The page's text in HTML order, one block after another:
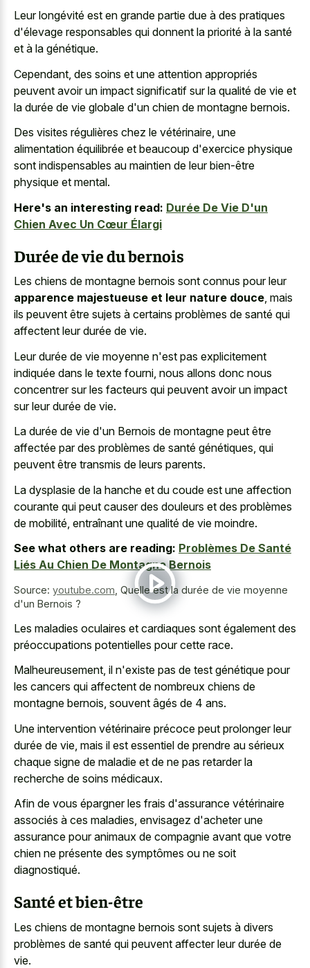
Leur longévité est en grande partie due à des pratiques
d'élevage responsables qui donnent la priorité à la santé
et à la génétique.
Cependant, des soins et une attention appropriés
peuvent avoir un impact significatif sur la qualité de vie et
la durée de vie globale d'un chien de montagne bernois.
Des visites régulières chez le vétérinaire, une
alimentation équilibrée et beaucoup d'exercice physique
sont indispensables au maintien de leur bien-être
physique et mental.
Here's an interesting read: Durée De Vie D'un
Chien Avec Un Cœur Élargi
Durée de vie du bernois
Les chiens de montagne bernois sont connus pour leur
apparence majestueuse et leur nature douce, mais
ils peuvent être sujets à certains problèmes de santé qui
affectent leur durée de vie.
Leur durée de vie moyenne n'est pas explicitement
indiquée dans le texte fourni, nous allons donc nous
concentrer sur les facteurs qui peuvent avoir un impact
sur leur durée de vie.
La durée de vie d'un Bernois de montagne peut être
affectée par des problèmes de santé génétiques, qui
peuvent être transmis de leurs parents.
La dysplasie de la hanche et du coude est une affection
courante qui peut causer des douleurs et des problèmes
de mobilité, entraînant une qualité de vie moindre.
See what others are reading: Problèmes De Santé
Liés Au Chien De Montagne Bernois
Source: youtube.com Quelle est la durée de vie moyenne
d'un Bernois ?
Les maladies oculaires et cardiaques sont également des
préoccupations potentielles pour cette race.
Malheureusement, il n'existe pas de test génétique pour
les cancers qui affectent de nombreux chiens de
montagne bernois, souvent âgés de 4 ans.
Une intervention vétérinaire précoce peut prolonger leur
durée de vie, mais il est essentiel de prendre au sérieux
chaque signe de maladie et de ne pas retarder la
recherche de soins médicaux.
Afin de vous épargner les frais d'assurance vétérinaire
associés à ces maladies, envisagez d'acheter une
assurance pour animaux de compagnie avant que votre
chien ne présente des symptômes ou ne soit
diagnostiqué.
Santé et bien-être
Les chiens de montagne bernois sont sujets à divers
problèmes de santé qui peuvent affecter leur durée de
vie.